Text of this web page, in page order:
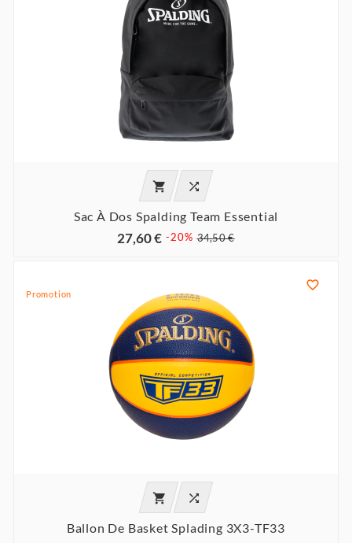
 
Sac À Dos Spalding Team Essential
27,60 € -20% 34,50 €
Promotion

 
Ballon De Basket Splading 3X3-TF33